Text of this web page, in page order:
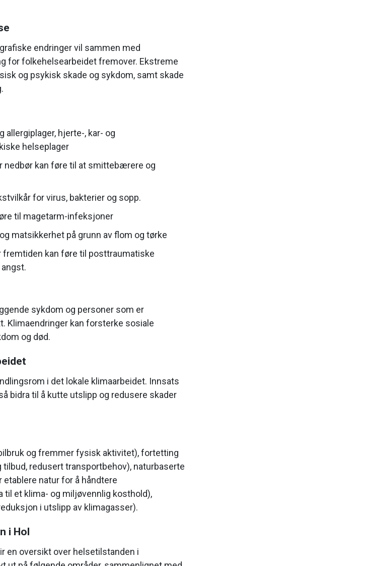
endringer vil sammen med
for folkehelsearbeidet fremover. Ekstreme
og psykisk skade og sykdom, samt skade
hjerte-, kar- og
helseplager
nedbør kan føre til at smittebærere og
for virus, bakterier og sopp.
til magetarm-infeksjoner
matsikkerhet på grunn av flom og tørke
kan føre til posttraumatiske
sykdom og personer som er
Klimaendringer kan forsterke sosiale
og død.
i det lokale klimaarbeidet. Innsats
bidra til å kutte utslipp og redusere skader
og fremmer fysisk aktivitet), fortetting
redusert transportbehov), naturbaserte
etablere natur for å håndtere
til et klima- og miljøvennlig kosthold),
i utslipp av klimagasser).
i Hol
en oversikt over helsetilstanden i